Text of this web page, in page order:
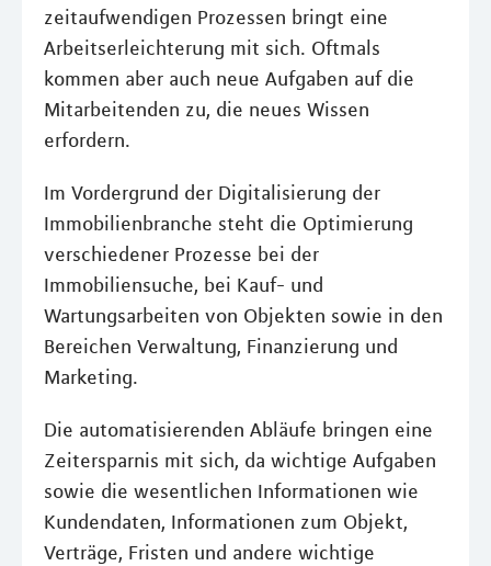
zeitaufwendigen Prozessen bringt eine
Arbeitserleichterung mit sich. Oftmals
kommen aber auch neue Aufgaben auf die
Mitarbeitenden zu, die neues Wissen
erfordern.
Im Vordergrund der Digitalisierung der
Immobilienbranche steht die Optimierung
verschiedener Prozesse bei der
Immobiliensuche, bei Kauf- und
Wartungsarbeiten von Objekten sowie in den
Bereichen Verwaltung, Finanzierung und
Marketing.
Die automatisierenden Abläufe bringen eine
Zeitersparnis mit sich, da wichtige Aufgaben
sowie die wesentlichen Informationen wie
Kundendaten, Informationen zum Objekt,
Verträge, Fristen und andere wichtige